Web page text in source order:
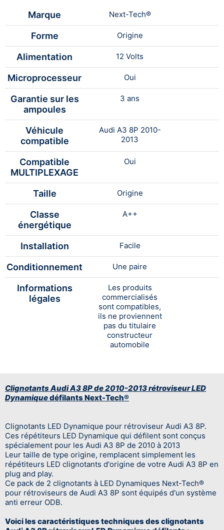
Marque Next-Tech®
Forme Origine
Alimentation 12 Volts
Microprocesseur Oui
Garantie sur les
ampoules
3 ans
Véhicule
compatible
Audi A3 8P 2010-
2013
Compatible
MULTIPLEXAGE
Oui
Taille Origine
Classe
énergétique
A++
Installation Facile
Conditionnement Une paire
Informations
légales
Les produits
commercialisés
sont compatibles,
ils ne proviennent
pas du titulaire
constructeur
automobile
Clignotants Audi A3 8P de 2010-2013 rétroviseur LED
Dynamiquedéfilants Next-Tech®
Clignotants LED Dynamique pour rétroviseur Audi A3 8P.
Ces répétiteurs LED Dynamique qui défilent sont conçus
spécialement pour les Audi A3 8P de 2010 à 2013
Leur taille de type origine, remplacent simplement les
répétiteurs LED clignotants d'origine de votre Audi A3 8P en
plug and play.
Ce pack de 2 clignotants à LED Dynamiques Next-Tech®
pour rétroviseurs de Audi A3 8P sont équipés d'un système
anti erreur ODB.
Voici les caractéristiques techniques des clignotants